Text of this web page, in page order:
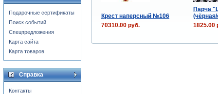
Крест наперсный №106
Парча
70310.00 руб.
1825.00
Подарочные сертификаты
Поиск событий
Спецпредложения
Карта сайта
Карта товаров
Справка
Контакты